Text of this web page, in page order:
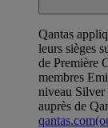
Qantas
leurs sièges
de Première
membres
niveau Silver
auprès de
qantas.com